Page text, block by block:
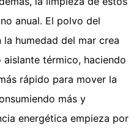
anual. El polvo del
humedad del mar crea
térmico, haciendo
rápido para mover la
más y
energética empieza por